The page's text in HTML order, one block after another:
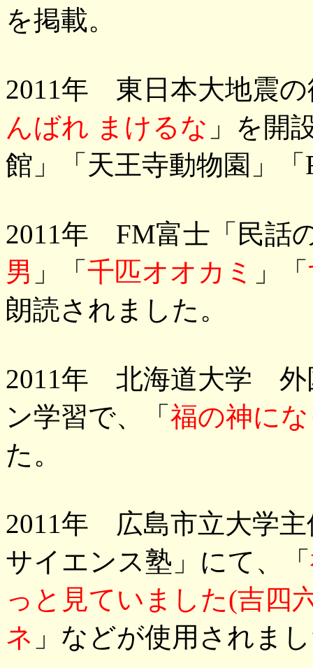
を掲載。
2011年 東日本大地震
んばれ まけるな 」を
館」「天王寺動物園」
2011年 FM富士「民話
男 」「 千匹オオカミ 」「
朗読されました。
2011年 北海道大学 外
ン学習で、「 福の神に
た。
2011年 広島市立大学
サイエンス塾」にて、「
っと見ていました(吉四
ネ 」などが使用されま